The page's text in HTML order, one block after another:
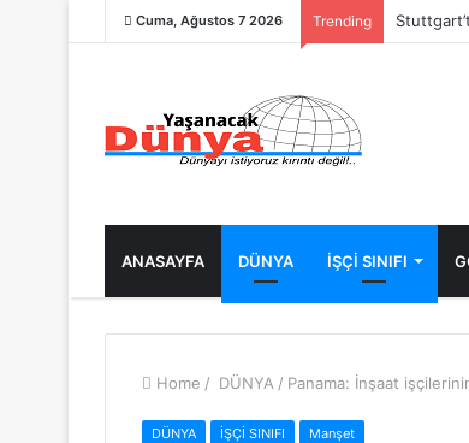
Cuma, Ağustos 7 2026 Trending
ANASAYFA DÜNYA İŞÇİ SINIFI
Home / DÜNYA / Panama: İnşaat
DÜNYA İŞÇİ SINIFI Manşet